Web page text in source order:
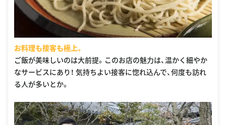
お料理も接客も極上。
ご飯が美味しいのは大前提。このお店の魅力は、温かく細やか
なサービスにあり！ 気持ちよい接客に惚れ込んで、何度も訪れ
る人が多いとか。